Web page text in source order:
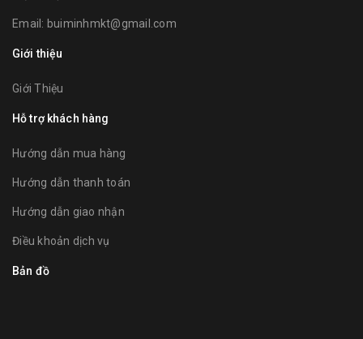
Email: buiminhmkt@gmail.com
Giới thiệu
Giới Thiệu
Hỗ trợ khách hàng
Hướng dẫn mua hàng
Hướng dẫn thanh toán
Hướng dẫn giao nhận
Điều khoản dịch vụ
Bản đồ